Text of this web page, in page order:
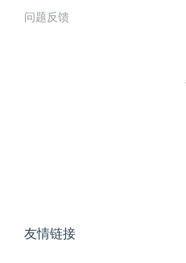
问题反馈
友情链接